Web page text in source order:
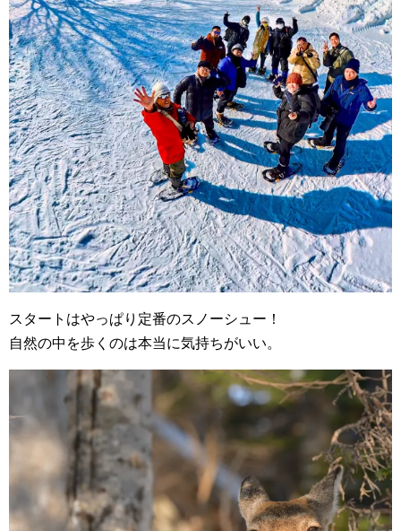
スタートはやっぱり定番のスノーシュー！
自然の中を歩くのは本当に気持ちがいい。